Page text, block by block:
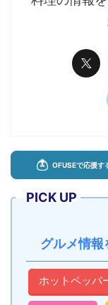
PICK UP
グルメ情報
ホットペッパ